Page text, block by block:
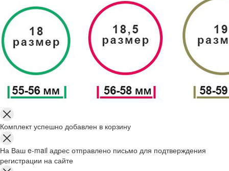
Комплект успешно добавлен в корзину
На Ваш e-mail адрес отправлено письмо для подтверждения
регистрации на сайте